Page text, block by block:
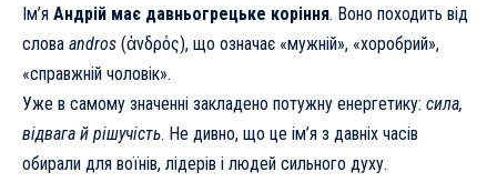
Ім’я Андрій має давньогрецьке коріння. Воно походить від
слова andros (ἀνδρός), що означає «мужній», «хоробрий»,
«справжній чоловік».
Уже в самому значенні закладено потужну енергетику: сила,
відвага й рішучість. Не дивно, що це ім’я з давніх часів
обирали для воїнів, лідерів і людей сильного духу.